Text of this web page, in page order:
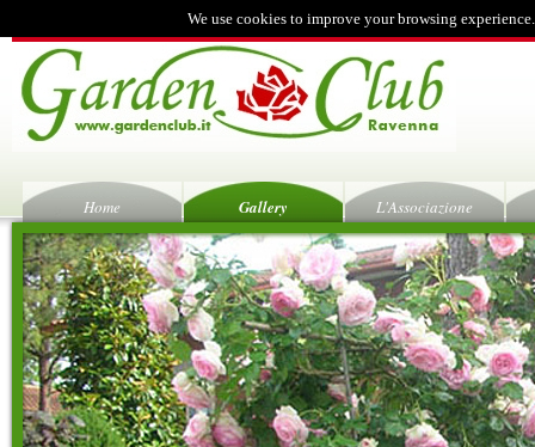
We use cookies to improve your browsing
Home Gallery L'Associazione